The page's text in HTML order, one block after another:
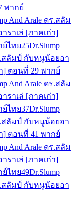
พากย์
And Arale ดร.สลัม
ราเล่ [ภาคเก่า]
ย์ไทย25Dr.Slump
.สลัมป์ กับหนูน้อยอา
] ตอนที่ 29 พากย์
And Arale ดร.สลัม
ราเล่ [ภาคเก่า]
ย์ไทย37Dr.Slump
.สลัมป์ กับหนูน้อยอา
] ตอนที่ 41 พากย์
And Arale ดร.สลัม
ราเล่ [ภาคเก่า]
ย์ไทย49Dr.Slump
.สลัมป์ กับหนูน้อยอา